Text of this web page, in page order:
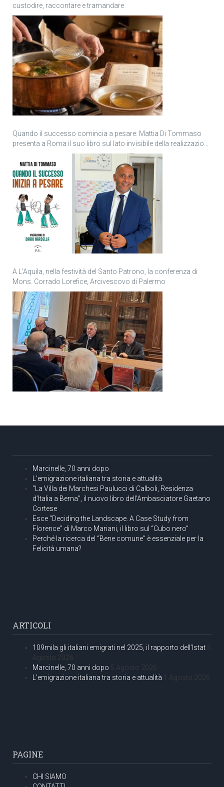
custodire, raccontare e tramandare
Quando il successo comincia a pesare: Mattia Di Tommaso
presenta a Roma il suo libro sul lato invisibile della realizzazione
A L’Aquila, nella festività del Santo Patrono, la conferenza di
Mons. Corrado Lorefice, Arcivescovo di Palermo
Marcinelle, 70 anni dopo
L’emigrazione italiana tra storia e attualità
“La Villa dei Marchesi Paulucci di Calboli, Residenza
d’Italia a Berna”, il nuovo libro dell’Ambasciatore Gaetano
Cortese
Esce “Deciding the Landscape. A Case Study from
Florence” di Marco Mariani, il libro sul “Cubo nero”
Perché la ricerca del “Bene comune” è essenziale per la
Felicità umana?
ARTICOLI
109mila gli italiani emigrati nel 2025, il rapporto dell’Istat 5
Agosto 2026
Marcinelle, 70 anni dopo 5 Agosto 2026
L’emigrazione italiana tra storia e attualità 1 Agosto 2026
PAGINE
CHI SIAMO